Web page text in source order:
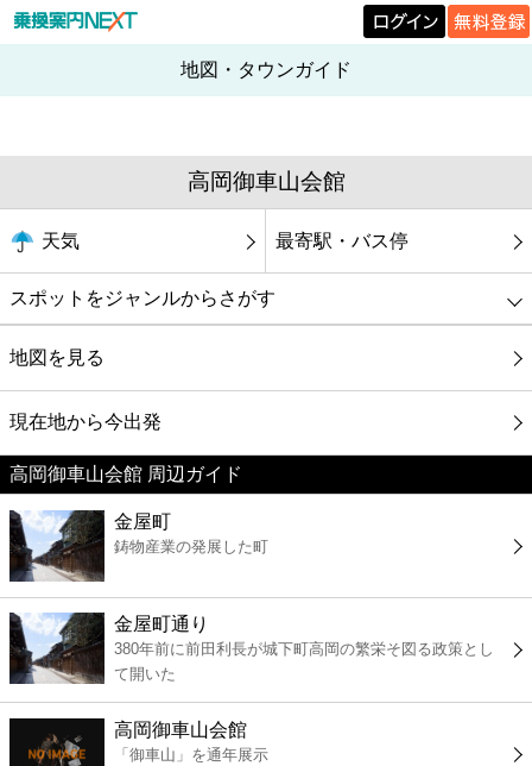
地図・タウンガイド
高岡御車山会館
天気 最寄駅・バス停
スポットをジャンルからさがす
グルメ
映画
美容
コンビニ
薬局
スーパー
エンタメ
地図を見る
現在地から今出発
高岡御車山会館 周辺ガイド
金屋町
鋳物産業の発展した町
金屋町通り
380年前に前田利長が城下町高岡の繁栄そ図る政策とし
て開いた
高岡御車山会館
「御車山」を通年展示